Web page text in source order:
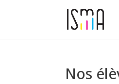
Nos